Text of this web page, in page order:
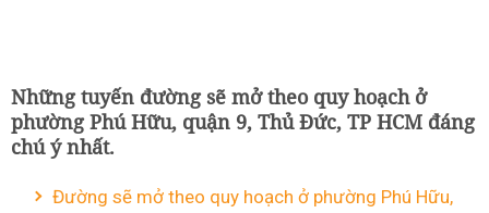
Những tuyến đường sẽ mở theo quy hoạch ở
phường Phú Hữu, quận 9, Thủ Đức, TP HCM đáng
chú ý nhất.
Đường sẽ mở theo quy hoạch ở phường Phú Hữu,